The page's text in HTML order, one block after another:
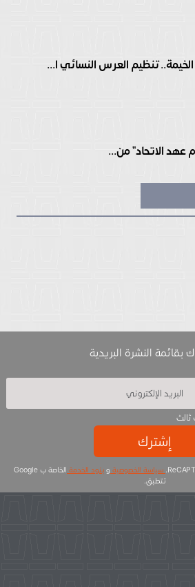
تنظيم العرس النسائي ا...
عهد الاتحاد” من...
بقائمة النشرة البريدية
إشترك
سياسة الخصوصية وبنود الخدمة
الخاصة ب Google
تتطبق.